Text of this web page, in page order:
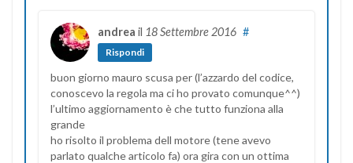
andrea il 18 Settembre 2016 #
Rispondi
buon giorno mauro scusa per (l’azzardo del codice,
conoscevo la regola ma ci ho provato comunque^^)
l’ultimo aggiornamento è che tutto funziona alla
grande
ho risolto il problema dell motore (tene avevo
parlato qualche articolo fa) ora gira con un ottima